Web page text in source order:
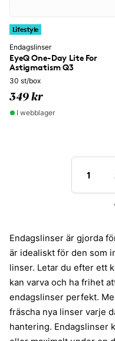
Lifestyle
Endagslinser
EyeQ One-Day Lite For
Astigmatism Q3
30 st/box
349 kr
I webblager
1
Endagslinser är gjorda
är idealiskt för den som
linser. Letar du efter ett
kan varva och ha frihet
endagslinser perfekt.
fräscha nya linser varje
hantering. Endagslinser